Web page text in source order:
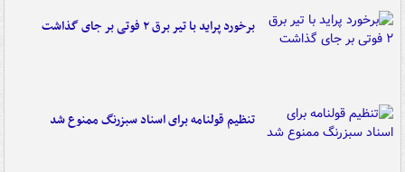
برخورد پراید با تیر برق ۲ فوتی بر جای گذاشت
تنظیم قولنامه برای اسناد سبزرنگ ممنوع شد